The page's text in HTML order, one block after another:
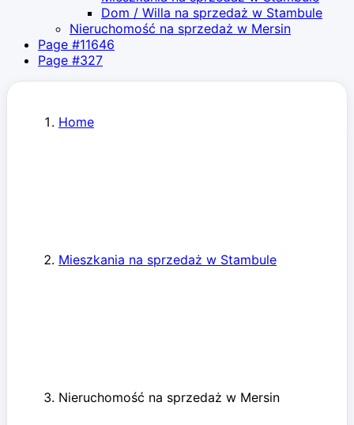
Dom / Willa na sprzedaż w Stambule
Nieruchomość na sprzedaż w Mersin
Page #11646
Page #327
Home
Mieszkania na sprzedaż w Stambule
Nieruchomość na sprzedaż w Mersin